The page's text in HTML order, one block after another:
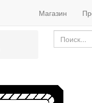
Магазин